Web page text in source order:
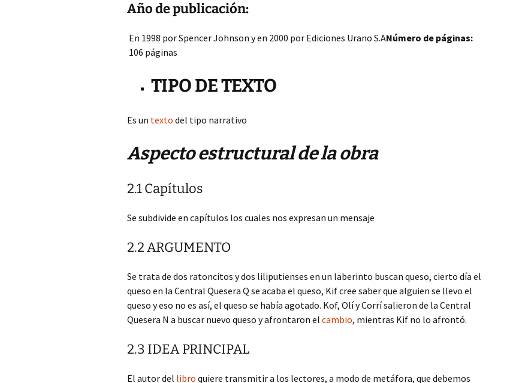
Año de publicación:
En 1998 por Spencer Johnson y en 2000 por Ediciones Urano S.ANúmero de páginas:
106 páginas
TIPO DE TEXTO
Es un texto del tipo narrativo
Aspecto estructural de la obra
2.1 Capítulos
Se subdivide en capítulos los cuales nos expresan un mensaje
2.2 ARGUMENTO
Se trata de dos ratoncitos y dos liliputienses en un laberinto buscan queso, cierto día el
queso en la Central Quesera Q se acaba el queso, Kif cree saber que alguien se llevo el
queso y eso no es así, el queso se había agotado. Kof, Olí y Corrí salieron de la Central
Quesera N a buscar nuevo queso y afrontaron el cambio, mientras Kif no lo afrontó.
2.3 IDEA PRINCIPAL
El autor del libro quiere transmitir a los lectores, a modo de metáfora, que debemos